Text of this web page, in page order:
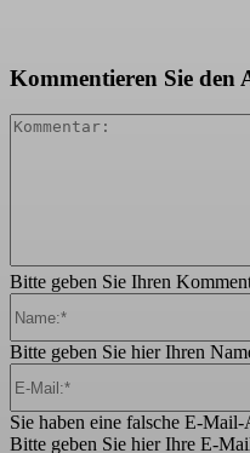
Kommentieren Sie den
Bitte geben Sie Ihren
Bitte geben Sie hier Ihren
Sie haben eine falsche E-Mail-
Bitte geben Sie hier Ihre E-